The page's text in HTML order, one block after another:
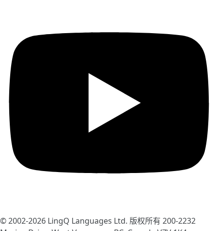
© 2002-2026 LingQ Languages Ltd. 版权所有 200-2232